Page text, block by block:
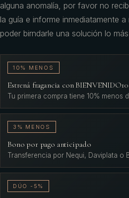
alguna anomalía, por favor no
la guía e informe inmediatamente
poder birndarle una solución lo
10% MENOS
Estrená fragancia con BIENVENIDO10
Tu primera compra tiene 10% menos
3% MENOS
Bono por pago anticipado
Transferencia por Nequi, Daviplata o
DÚO -5%